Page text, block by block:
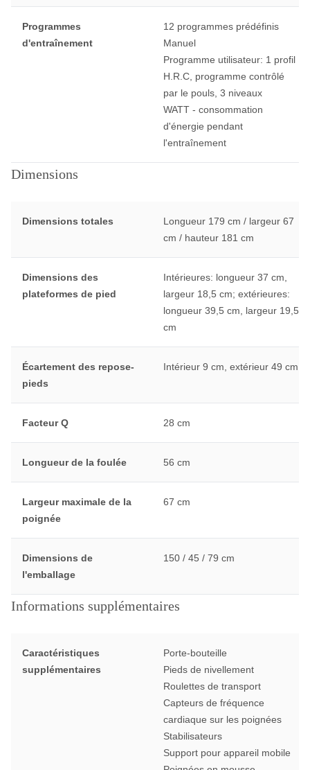
Programmes
d'entraînement
12 programmes prédéfinis
Manuel
Programme utilisateur: 1 profil
H.R.C, programme contrôlé
par le pouls, 3 niveaux
WATT - consommation
d'énergie pendant
l'entraînement
Dimensions
Dimensions totales
Longueur 179 cm / largeur 67
cm / hauteur 181 cm
Dimensions des
plateformes de pied
Intérieures: longueur 37 cm,
largeur 18,5 cm; extérieures:
longueur 39,5 cm, largeur 19,5
cm
Écartement des repose-
pieds
Intérieur 9 cm, extérieur 49 cm
Facteur Q 28 cm
Longueur de la foulée 56 cm
Largeur maximale de la
poignée
67 cm
Dimensions de
l'emballage
150 / 45 / 79 cm
Informations supplémentaires
Caractéristiques
supplémentaires
Porte-bouteille
Pieds de nivellement
Roulettes de transport
Capteurs de fréquence
cardiaque sur les poignées
Stabilisateurs
Support pour appareil mobile